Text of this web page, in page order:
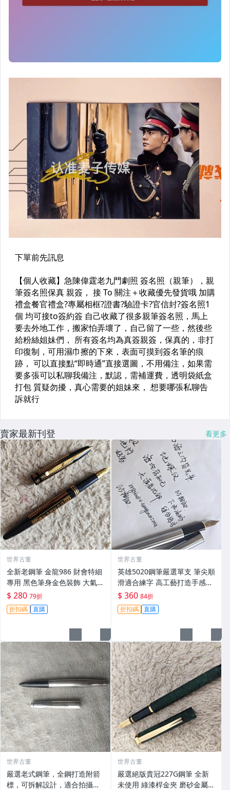
賣家最新刊登 看更多
世界古董
全新老鋼筆 金龍986 財會特細
專用 黑色筆身金色裝飾 大氣順
滑好寫 小明尖 筆夾輕微氧化
無損毫毛 新手舊藏共賞 財會鋼
筆 傳承工藝 滑動自如 古典風
$ 280 79折
折扣碼 直購
世界古董
英雄5020鋼筆嚴選單支 筆尖順
滑適合練字 高工藝打造手感佳
英雄5020 鋪筆 卡其色 鉑金鍍
工藝 經典款式 英雄5020 鋪筆
時尚經典 字體工整
$ 360 84折
折扣碼 直購
世界古董
嚴選老式鋼筆，全鋼打造附箭
標，可拆解設計，適合拍攝與
世界古董
嚴選絕版貴冠227G鋼筆 全新
未使用 綠漆桿金夾 磨砂金屬外